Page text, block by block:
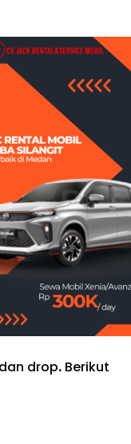
drop. Berikut